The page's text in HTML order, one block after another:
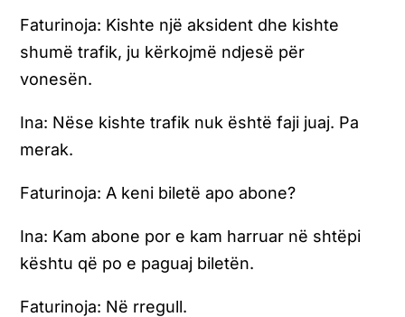
Faturinoja: Kishte një aksident dhe kishte
shumë trafik, ju kërkojmë ndjesë për
vonesën.
Ina: Nëse kishte trafik nuk është faji juaj. Pa
merak.
Faturinoja: A keni biletë apo abone?
Ina: Kam abone por e kam harruar në shtëpi
kështu që po e paguaj biletën.
Faturinoja: Në rregull.